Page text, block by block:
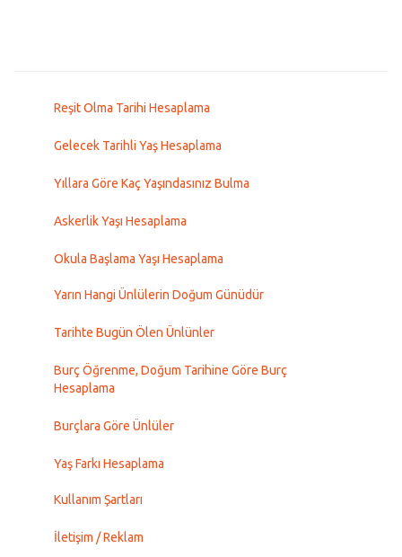
Reşit Olma Tarihi Hesaplama
Gelecek Tarihli Yaş Hesaplama
Yıllara Göre Kaç Yaşındasınız Bulma
Askerlik Yaşı Hesaplama
Okula Başlama Yaşı Hesaplama
Yarın Hangi Ünlülerin Doğum Günüdür
Tarihte Bugün Ölen Ünlünler
Burç Öğrenme, Doğum Tarihine Göre Burç
Hesaplama
Burçlara Göre Ünlüler
Yaş Farkı Hesaplama
Kullanım Şartları
İletişim / Reklam